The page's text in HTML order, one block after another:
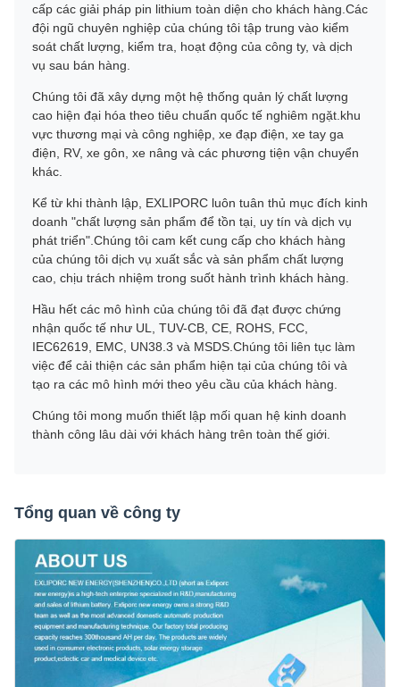
cấp các giải pháp pin lithium toàn diện cho khách hàng.Các
đội ngũ chuyên nghiệp của chúng tôi tập trung vào kiểm
soát chất lượng, kiểm tra, hoạt động của công ty, và dịch
vụ sau bán hàng.
Chúng tôi đã xây dựng một hệ thống quản lý chất lượng
cao hiện đại hóa theo tiêu chuẩn quốc tế nghiêm ngặt.khu
vực thương mại và công nghiệp, xe đạp điện, xe tay ga
điện, RV, xe gôn, xe nâng và các phương tiện vận chuyển
khác.
Kể từ khi thành lập, EXLIPORC luôn tuân thủ mục đích kinh
doanh "chất lượng sản phẩm để tồn tại, uy tín và dịch vụ
phát triển".Chúng tôi cam kết cung cấp cho khách hàng
của chúng tôi dịch vụ xuất sắc và sản phẩm chất lượng
cao, chịu trách nhiệm trong suốt hành trình khách hàng.
Hầu hết các mô hình của chúng tôi đã đạt được chứng
nhận quốc tế như UL, TUV-CB, CE, ROHS, FCC,
IEC62619, EMC, UN38.3 và MSDS.Chúng tôi liên tục làm
việc để cải thiện các sản phẩm hiện tại của chúng tôi và
tạo ra các mô hình mới theo yêu cầu của khách hàng.
Chúng tôi mong muốn thiết lập mối quan hệ kinh doanh
thành công lâu dài với khách hàng trên toàn thế giới.
Tổng quan về công ty